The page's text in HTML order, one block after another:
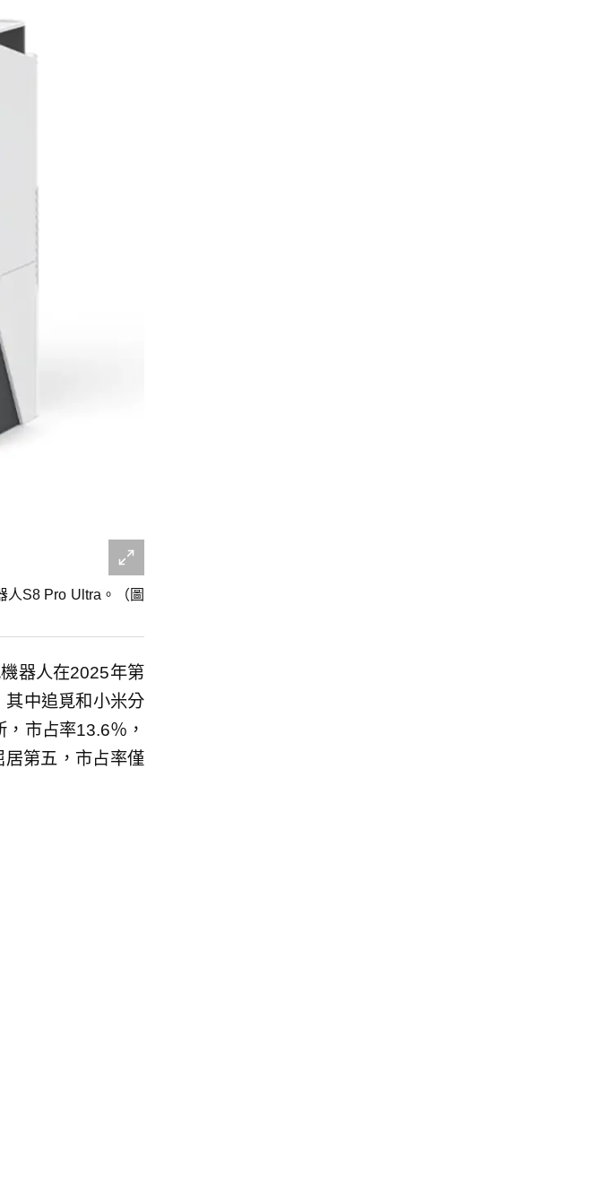
S8 Pro Ultra。（圖
器人在2025年第
中追覓和小米分
市占率13.6％，
第五，市占率僅